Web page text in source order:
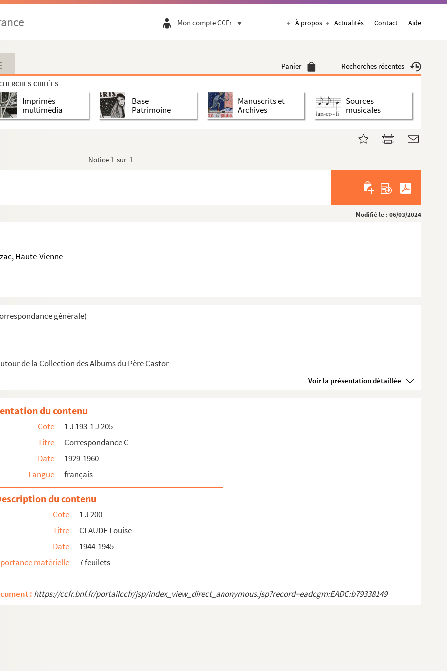
Mon compte CCFr À propos Actualités Contact Aide
Panier Recherches récentes
CIBLÉES
Imprimés
multimédia
Base
Patrimoine
Manuscrits et
Archives
Sources
musicales
Notice 1 sur 1
Modifié le : 06/03/2024
Haute-Vienne
générale)
de la Collection des Albums du Père Castor
Voir la présentation détaillée
l'enseignement primaire)
Paris)
d'Arlanc)
de Lausanne)
du 1er degré)
du contenu
Cote
1 J 193-1 J 205
Titre
Correspondance C
Date
1929-1960
Langue
français
du contenu
Cote
1 J 200
Titre
CLAUDE Louise
Date
1944-1945
matérielle
7 feuilets
: https://ccfr.bnf.fr/portailccfr/jsp/index_view_direct_anonymous.jsp?record=eadcgm:EADC:b79338149